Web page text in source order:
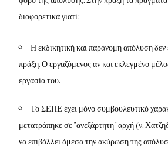
διαφορετικά γιατί:
Η εκδικητική και παράνομη απόλυση δεν
πράξη. Ο εργαζόμενος αν και εκλεγμένο
εργασία του.
Το ΣΕΠΕ έχει μόνο συμβουλευτικό
μετατράπηκε σε "ανεξάρτητη" αρχή (ν.
να επιβάλλει άμεσα την ακύρωση της